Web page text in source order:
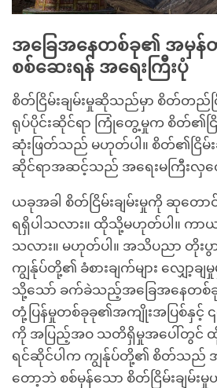
အခြေအနေတစ်ခု၏ အမှန်တ
စစ်ဆေးရန် အရေးကြီးပုံ
စိတ်ငြိမ်းချမ်းမှုဆိုသည်မှာ စိတ်တည်
ရုပ်ပိုင်းဆိုင်ရာ ကြုံတွေ့မှုက စိတ်၏ငြိ
ဆုံးဖြတ်သည် မဟုတ်ပါ။ စိတ်၏ငြိမ်းခ
ဆိုင်ရာအဆင့်သည် အရေးမကြီးလှတ
ယခုအခါ စိတ်ငြိမ်းချမ်းမှုကို ဆုတောင်
ရရှိပါသလား။ ထိုသို့မဟုတ်ပါ။ ကာယ
သလား။ မဟုတ်ပါ။ အသိပညာ တိုးပွာ
ကျွန်ုပ်တို့၏ ခံစားချက်များ လျှော့ချ
သို့သော် ခက်ခဲသည့်အခြေအနေတစ်ခု
တုံ့ပြန်မှုတစ်ခုခု၏အကျိုးအပြစ်နှင့်
ကို အပြည့်အဝ သတိရှိမှုအပေါ်တွင်
ရင်ဆိုင်ပါက ကျွန်ုပ်တို့၏ စိတ်သည်
တော့ဘဲ စစ်မှန်သော စိတ်ငြိမ်းချမ်း